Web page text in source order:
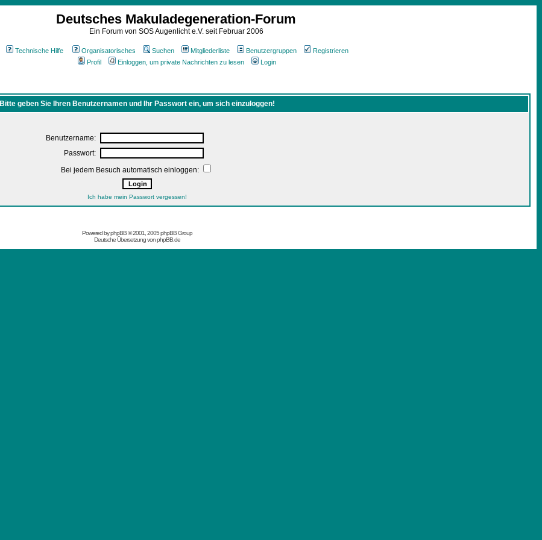
Deutsches Makuladegeneration-Forum
Ein Forum von SOS Augenlicht e.V. seit Februar 2006
Technische Hilfe Organisatorisches Suchen Mitgliederliste Benutzergruppen
Registrieren
Profil
Einloggen, um private Nachrichten zu lesen Login
Bitte geben Sie Ihren Benutzernamen und Ihr Passwort ein, um sich einzuloggen!
Benutzername:
Passwort:
Bei jedem Besuch automatisch einloggen:
Ich habe mein Passwort vergessen!
Powered byphpBB© 2001, 2005 phpBB Group
Deutsche Übersetzung vonphpBB.de